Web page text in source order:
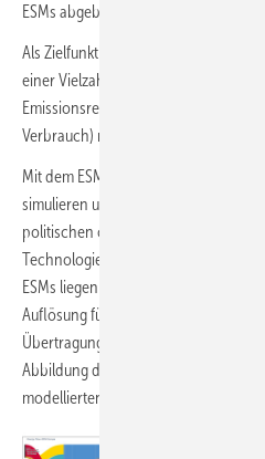
ESMs abgebildet wird.
Als Zielfunktional werden die
einer Vielzahl von
Emissionsreduktionszielen, zeitlicher
Verbrauch) minimiert.
Mit dem ESM lassen sich konsistente
simulieren und die Auswirkungen von
politischen oder regulatorischen)
Technologieentwicklungen
ESMs liegen immer für alle
Auflösung für alle berechneten
Übertragungsnetzbetreiber
Abbildung des Bedarfs an
modellierten Regionen.